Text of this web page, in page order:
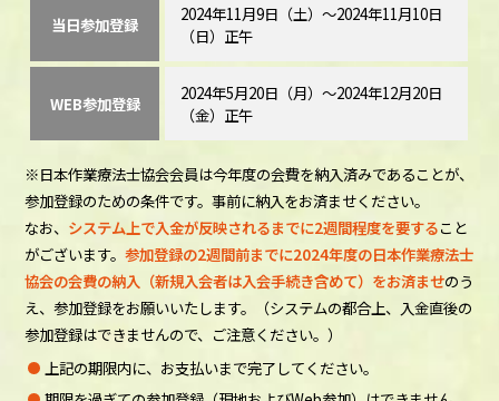
当日参加登録
2024年11月9日（土）～2024年11月10日
（日）正午
WEB参加登録
2024年5月20日（月）～2024年12月20日
（金）正午
※日本作業療法士協会会員は今年度の会費を納入済みであることが、
参加登録のための条件です。事前に納入をお済ませください。
なお、 システム上で入金が反映されるまでに2週間程度を要すること
がございます。参加登録の2週間前までに2024年度の日本作業療法士
協会の会費の納入（新規入会者は入会手続き含めて）をお済ませのう
え、参加登録をお願いいたします。（システムの都合上、入金直後の
参加登録はできませんので、ご注意ください。）
上記の期限内に、お支払いまで完了してください。